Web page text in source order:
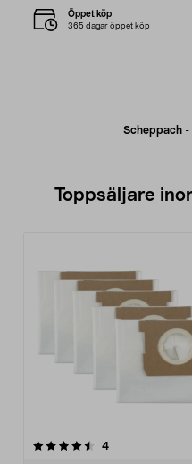
Scheppach-
Öppet köp
365 dagar öppet köp
Toppsäljare
4recensioner
4.5 av 5 stjärnor